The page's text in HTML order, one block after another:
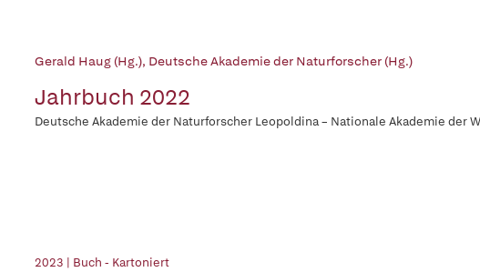
Gerald Haug (Hg.), Deutsche Akademie der Naturforscher (Hg.)
Jahrbuch 2022
Deutsche Akademie der Naturforscher Leopoldina – Nationale Akademie der
2023 | Buch - Kartoniert